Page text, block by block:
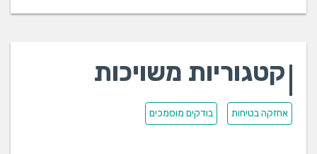
קטגוריות משויכות
אחזקה בטיחות בודקים מוסמכים